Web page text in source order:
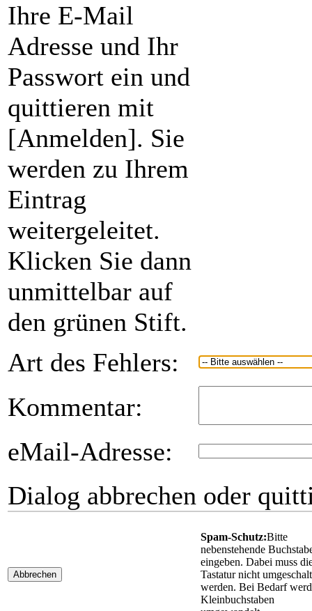
Ihre E-Mail
Adresse und Ihr
Passwort ein und
quittieren mit
[Anmelden]. Sie
werden zu Ihrem
Eintrag
weitergeleitet.
Klicken Sie dann
unmittelbar auf
den grünen Stift.
Art des Fehlers:
Kommentar:
eMail-Adresse:
Dialog abbrechen oder
Abbrechen
Spam-Schutz:Bitte
nebenstehende
eingeben. Dabei muss
Tastatur nicht
werden. Bei Bedarf
Kleinbuchstaben